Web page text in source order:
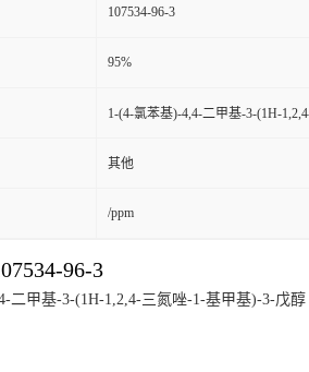
107534-96-3
95%
1-(4-氯苯基)-4,4-二甲基-3-(1H-
其他
/ppm
96-3
二甲基-3-(1H-1,2,4-三氮唑-1-基甲基)-3-戊醇